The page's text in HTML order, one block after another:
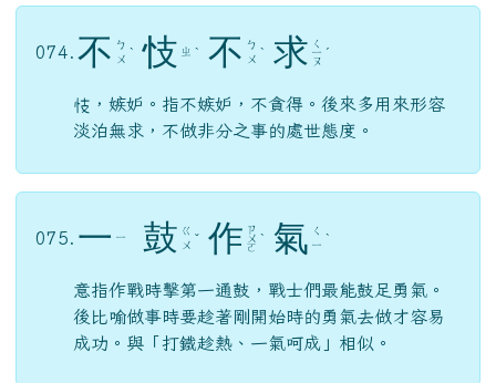
074. 不 ㄅ
ㄨ ˋ 忮 ㄓ ˋ 不 ㄅ
ㄨ ˋ 求 ㄑ
ㄧ
ㄡ
ˊ
忮，嫉妒。指不嫉妒，不貪得。後來多用來形容
淡泊無求，不做非分之事的處世態度。
075. 一 ㄧ 鼓 ㄍ
ㄨ ˇ 作 ㄗ
ㄨ
ㄛ
ˋ 氣 ㄑ
ㄧ ˋ
意指作戰時擊第一通鼓，戰士們最能鼓足勇氣。
後比喻做事時要趁著剛開始時的勇氣去做才容易
成功。與「打鐵趁熱、一氣呵成」相似。